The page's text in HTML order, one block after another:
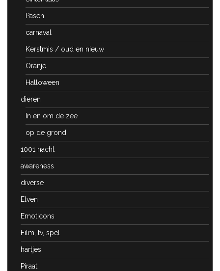
Pasen
carnaval
Kerstmis / oud en nieuw
Oranje
Halloween
dieren
In en om de zee
op de grond
1001 nacht
awareness
diverse
Elven
Emoticons
Film, tv, spel
hartjes
Piraat